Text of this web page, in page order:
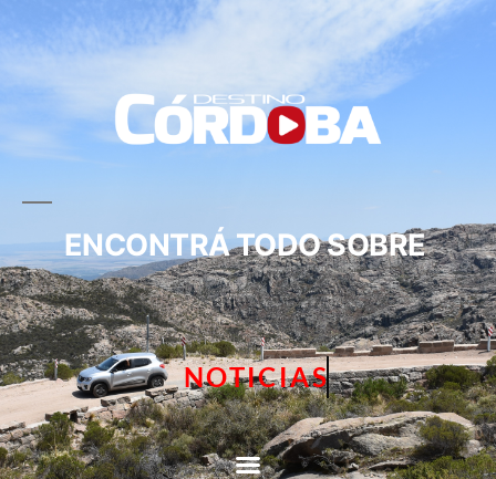
ENCONTRÁ TODO SOBRE
NOTICIAS